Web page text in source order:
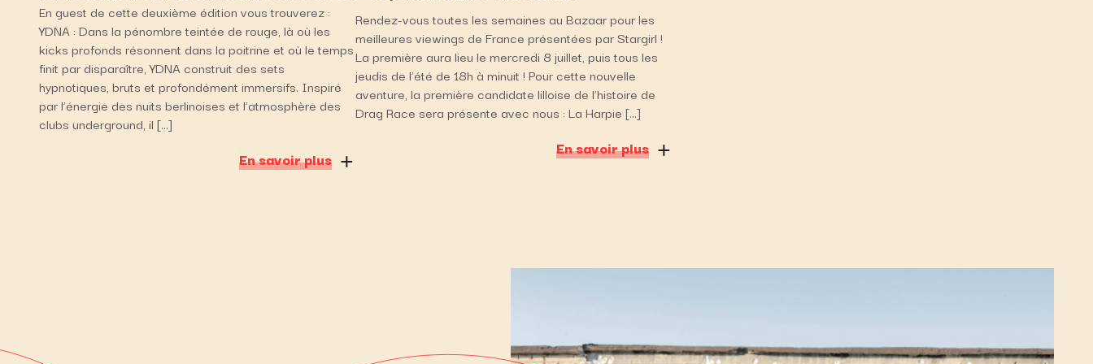
En guest de cette deuxième édition vous trouverez :
YDNA : Dans la pénombre teintée de rouge, là où les
kicks profonds résonnent dans la poitrine et où le temps
finit par disparaître, YDNA construit des sets
hypnotiques, bruts et profondément immersifs. Inspiré
par l’énergie des nuits berlinoises et l’atmosphère des
clubs underground, il […]
En savoir plus
Rendez-vous toutes les semaines au Bazaar pour les
meilleures viewings de France présentées par Stargirl !
La première aura lieu le mercredi 8 juillet, puis tous les
jeudis de l’été de 18h à minuit ! Pour cette nouvelle
aventure, la première candidate lilloise de l’histoire de
Drag Race sera présente avec nous : La Harpie […]
En savoir plus